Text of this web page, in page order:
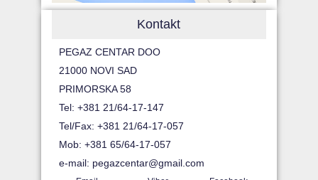
Kontakt
PEGAZ CENTAR DOO
21000 NOVI SAD
PRIMORSKA 58
Tel: +381 21/64-17-147
Tel/Fax: +381 21/64-17-057
Mob: +381 65/64-17-057
e-mail: pegazcentar@gmail.com